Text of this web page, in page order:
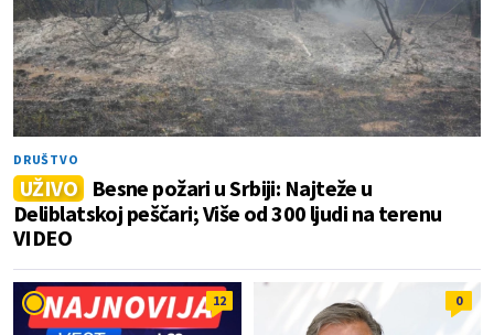
DRUŠTVO
UŽIVO Besne požari u Srbiji: Najteže u
Deliblatskoj peščari; Više od 300 ljudi na terenu
VIDEO
12 0